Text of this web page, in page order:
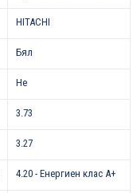
HITACHI
Бял
Не
3.73
3.27
4.20 - Енергиен клас А+